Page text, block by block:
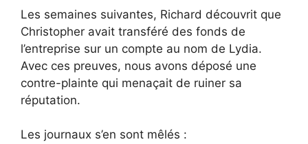
Les semaines suivantes, Richard découvrit que
Christopher avait transféré des fonds de
l’entreprise sur un compte au nom de Lydia.
Avec ces preuves, nous avons déposé une
contre-plainte qui menaçait de ruiner sa
réputation.
Les journaux s’en sont mêlés :